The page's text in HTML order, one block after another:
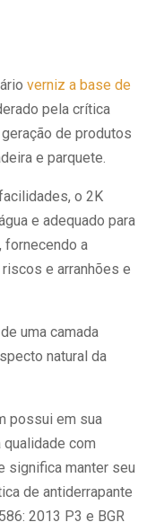
verniz a base de
pela crítica
de produtos
e parquete.
o 2K
e adequado para
fornecendo a
e arranhões e
uma camada
natural da
possui em sua
com
significa manter seu
de antiderrapante
2013 P3 e BGR